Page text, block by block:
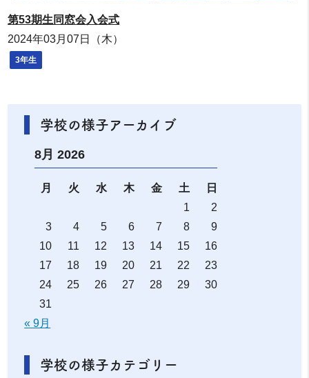
第53期生同窓会入会式
2024年03月07日（木）
3年生
学校の様子アーカイブ
8月 2026
月 火 水 木 金 土
日
1
2
3
4 5 6 7 8
9
10
11 12 13 14 15
16
17
18 19 20 21 22
23
24
25 26 27 28 29
30
31
« 9月
学校の様子カテゴリー